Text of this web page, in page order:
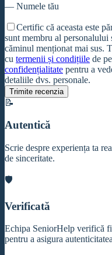
— Numele tău
Certific că aceasta este
sunt membru al personalului
căminul menționat mai sus.
cu termenii și condițiile de
confidențialitate pentru a
detaliile dvs. personale.
Trimite recenzia
📝
Autentică
Scrie despre experiența ta
de sinceritate.
🛡️
Verificată
Echipa SeniorHelp verifică
pentru a asigura